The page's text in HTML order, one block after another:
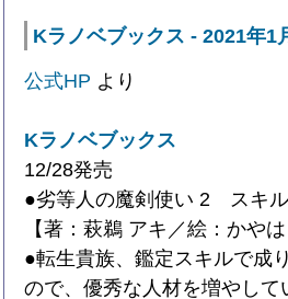
Kラノベブックス - 2021年1
公式HP より
Kラノベブックス
12/28発売
●劣等人の魔剣使い 2 スキ
【著：萩鵜 アキ／絵：かや
●転生貴族、鑑定スキルで
ので、優秀な人材を増やし